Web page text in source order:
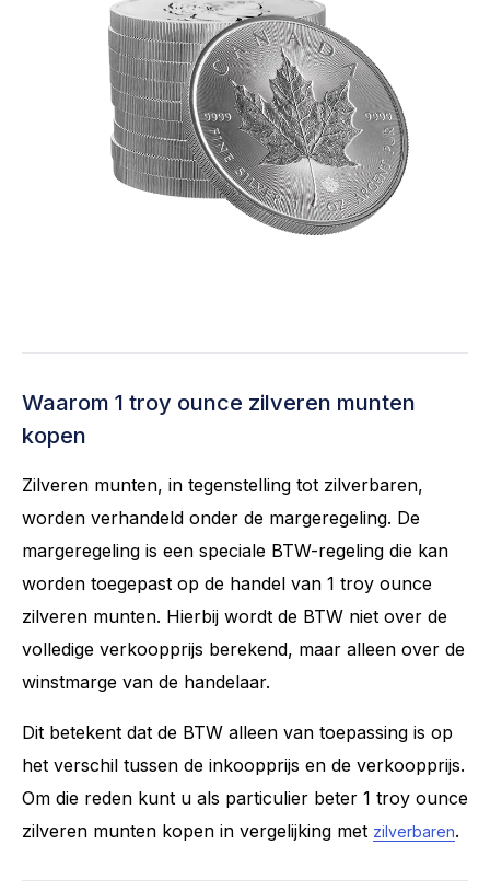
Waarom 1 troy ounce zilveren munten
kopen
Zilveren munten, in tegenstelling tot zilverbaren,
worden verhandeld onder de margeregeling. De
margeregeling is een speciale BTW-regeling die kan
worden toegepast op de handel van 1 troy ounce
zilveren munten. Hierbij wordt de BTW niet over de
volledige verkoopprijs berekend, maar alleen over de
winstmarge van de handelaar.
Dit betekent dat de BTW alleen van toepassing is op
het verschil tussen de inkoopprijs en de verkoopprijs.
Om die reden kunt u als particulier beter 1 troy ounce
zilveren munten kopen in vergelijking met zilverbaren.